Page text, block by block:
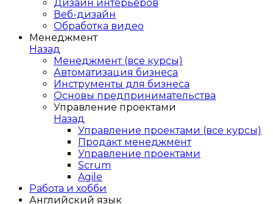
Дизайн интерьеров
Веб-дизайн
Обработка видео
Менеджмент
Назад
Менеджмент (все курсы)
Автоматизация бизнеса
Инструменты для бизнеса
Основы предпринимательства
Управление проектами
Назад
Управление проектами (все курсы)
Продакт менеджмент
Управление проектами
Scrum
Agile
Работа и хобби
Английский язык